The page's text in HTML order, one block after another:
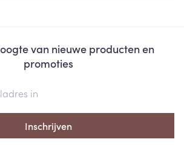
van nieuwe producten en
promoties
Inschrijven